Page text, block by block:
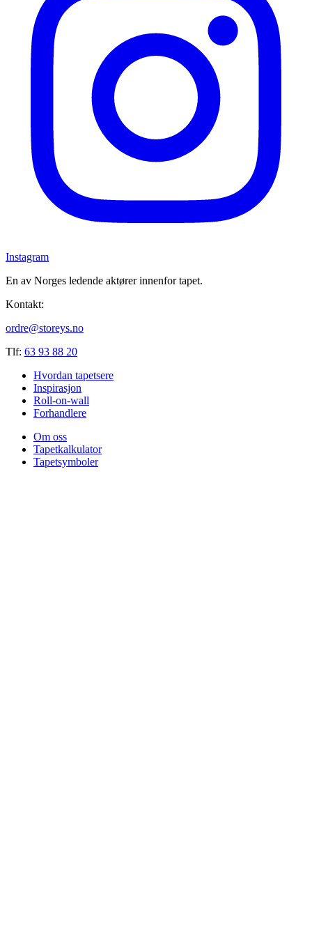
Instagram
En av Norges ledende aktører innenfor tapet.
Kontakt:
ordre@storeys.no
Tlf: 63 93 88 20
Hvordan tapetsere
Inspirasjon
Roll-on-wall
Forhandlere
Om oss
Tapetkalkulator
Tapetsymboler